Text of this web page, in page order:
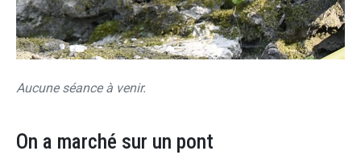
Aucune séance à venir.
On a marché sur un pont